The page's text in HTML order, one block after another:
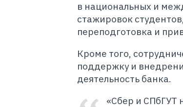
в национальных и
стажировок
переподготовка и
Кроме того,
поддержку и
деятельность банка.
«Сбер и СПбГУТ